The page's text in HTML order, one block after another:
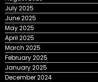
July 2025
June 2025
May 2025
April 2025
March 2025
February 2025
January 2025
December 2024